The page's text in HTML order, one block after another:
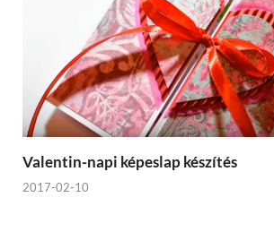
Valentin-napi képeslap készítés
2017-02-10